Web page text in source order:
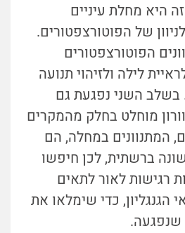
היא מחלת עיניים
של הפוטורצפטורים.
הפוטורצפטורים
לילה ולזיהוי תנועה
בשלב השני נפגעת גם
מוחלט בחלק מהמקרים
המתנוונים במחלה, הם
ברשתית, לכן חיפשו
רגישות לאור לתאים
כדי שימלאו את